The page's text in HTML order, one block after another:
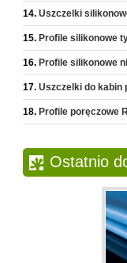
Uszczelki
Profile silikonowe
Profile silikonowe
Uszczelki do kabin
Profile poręczowe
Ostatnio